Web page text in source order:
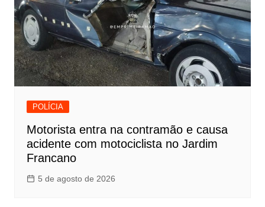
POLÍCIA
Motorista entra na contramão e causa
acidente com motociclista no Jardim
Francano
5 de agosto de 2026